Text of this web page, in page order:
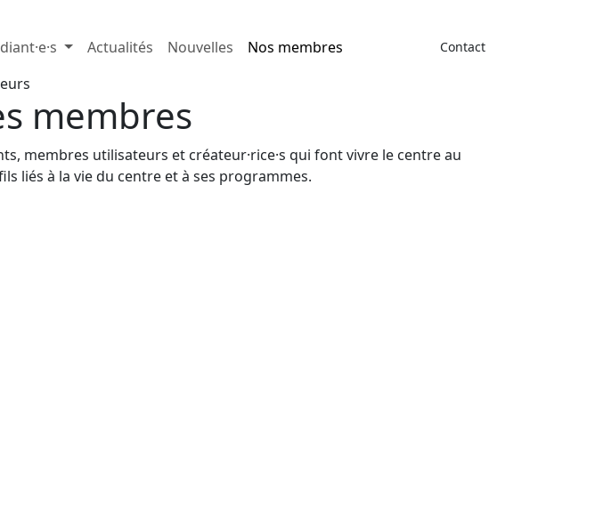
Actualités Nouvelles Nos membres Contact
membres
membres utilisateurs et créateur·rice·s qui font vivre le centre au
liés à la vie du centre et à ses programmes.